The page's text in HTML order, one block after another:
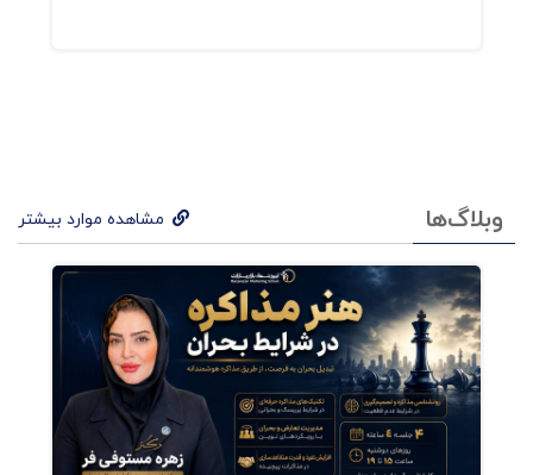
وبلاگ‌ها مشاهده موارد بیشتر